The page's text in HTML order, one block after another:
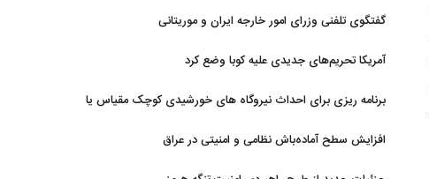
گفتگوی تلفنی وزرای امور خارجه ایران و موریتانی
آمریکا تحریم‌های جدیدی علیه کوبا وضع کرد
برنامه ریزی برای احداث نیروگاه های خورشیدی کوچک مقیاس یا
افزایش سطح آماده‌باش نظامی و امنیتی در عراق